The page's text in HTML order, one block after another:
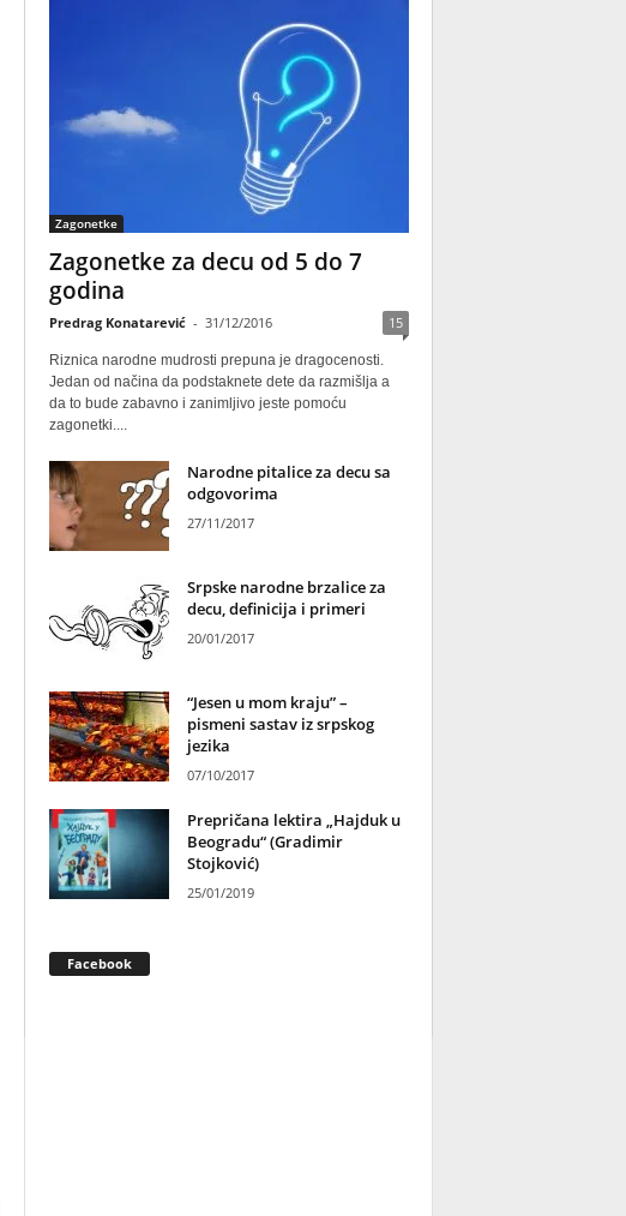
Zagonetke
Zagonetke za decu od 5 do 7
godina
Predrag Konatarević - 31/12/2016 15
Riznica narodne mudrosti prepuna je dragocenosti.
Jedan od načina da podstaknete dete da razmišlja a
da to bude zabavno i zanimljivo jeste pomoću
zagonetki....
Narodne pitalice za decu sa
odgovorima
27/11/2017
Srpske narodne brzalice za
decu, definicija i primeri
20/01/2017
“Jesen u mom kraju” –
pismeni sastav iz srpskog
jezika
07/10/2017
Prepričana lektira „Hajduk u
Beogradu“ (Gradimir
Stojković)
25/01/2019
Facebook